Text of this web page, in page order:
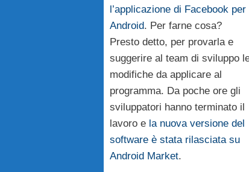
l’applicazione di Facebook per
Android. Per farne cosa?
Presto detto, per provarla e
suggerire al team di sviluppo
modifiche da applicare al
programma. Da poche ore gli
sviluppatori hanno terminato il
lavoro e la nuova versione del
software è stata rilasciata su
Android Market.